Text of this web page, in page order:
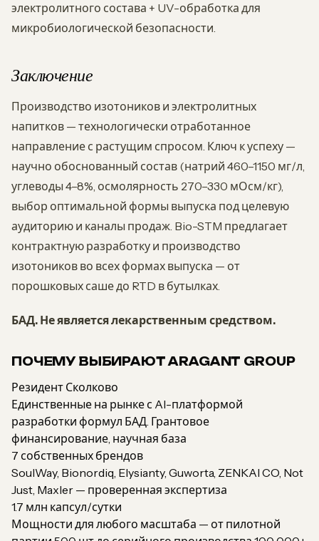
электролитного состава + UV-обработка для
микробиологической безопасности.
Заключение
Производство изотоников и электролитных
напитков — технологически отработанное
направление с растущим спросом. Ключ к успеху —
научно обоснованный состав (натрий 460–1150 мг/л,
углеводы 4–8%, осмолярность 270–330 мОсм/кг),
выбор оптимальной формы выпуска под целевую
аудиторию и каналы продаж. Bio-STM предлагает
контрактную разработку и производство
изотоников во всех формах выпуска — от
порошковых саше до RTD в бутылках.
БАД. Не является лекарственным средством.
ПОЧЕМУ ВЫБИРАЮТ ARAGANT GROUP
Резидент Сколково
Единственные на рынке с AI-платформой
разработки формул БАД. Грантовое
финансирование, научная база
7 собственных брендов
SoulWay, Bionordiq, Elysianty, Guworta, ZENKAI CO, Not
Just, Maxler — проверенная экспертиза
1.7 млн капсул/сутки
Мощности для любого масштаба — от пилотной